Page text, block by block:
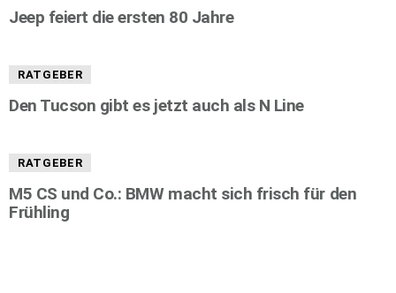
Jeep feiert die ersten 80 Jahre
RATGEBER
Den Tucson gibt es jetzt auch als N Line
RATGEBER
M5 CS und Co.: BMW macht sich frisch für den
Frühling